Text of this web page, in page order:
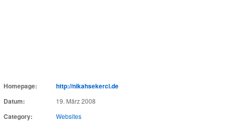
Homepage:
http://nikahsekerci.de
Datum:
19. März 2008
Category: Websites